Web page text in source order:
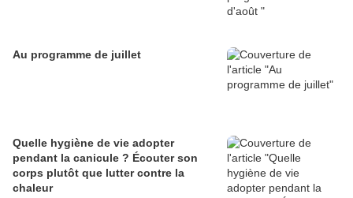
Au programme de juillet
Quelle hygiène de vie adopter
pendant la canicule ? Écouter son
corps plutôt que lutter contre la
chaleur